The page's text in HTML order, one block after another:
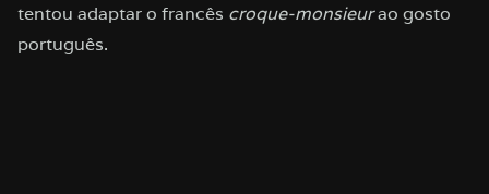
tentou adaptar o francês croque-monsieurao gosto
português.